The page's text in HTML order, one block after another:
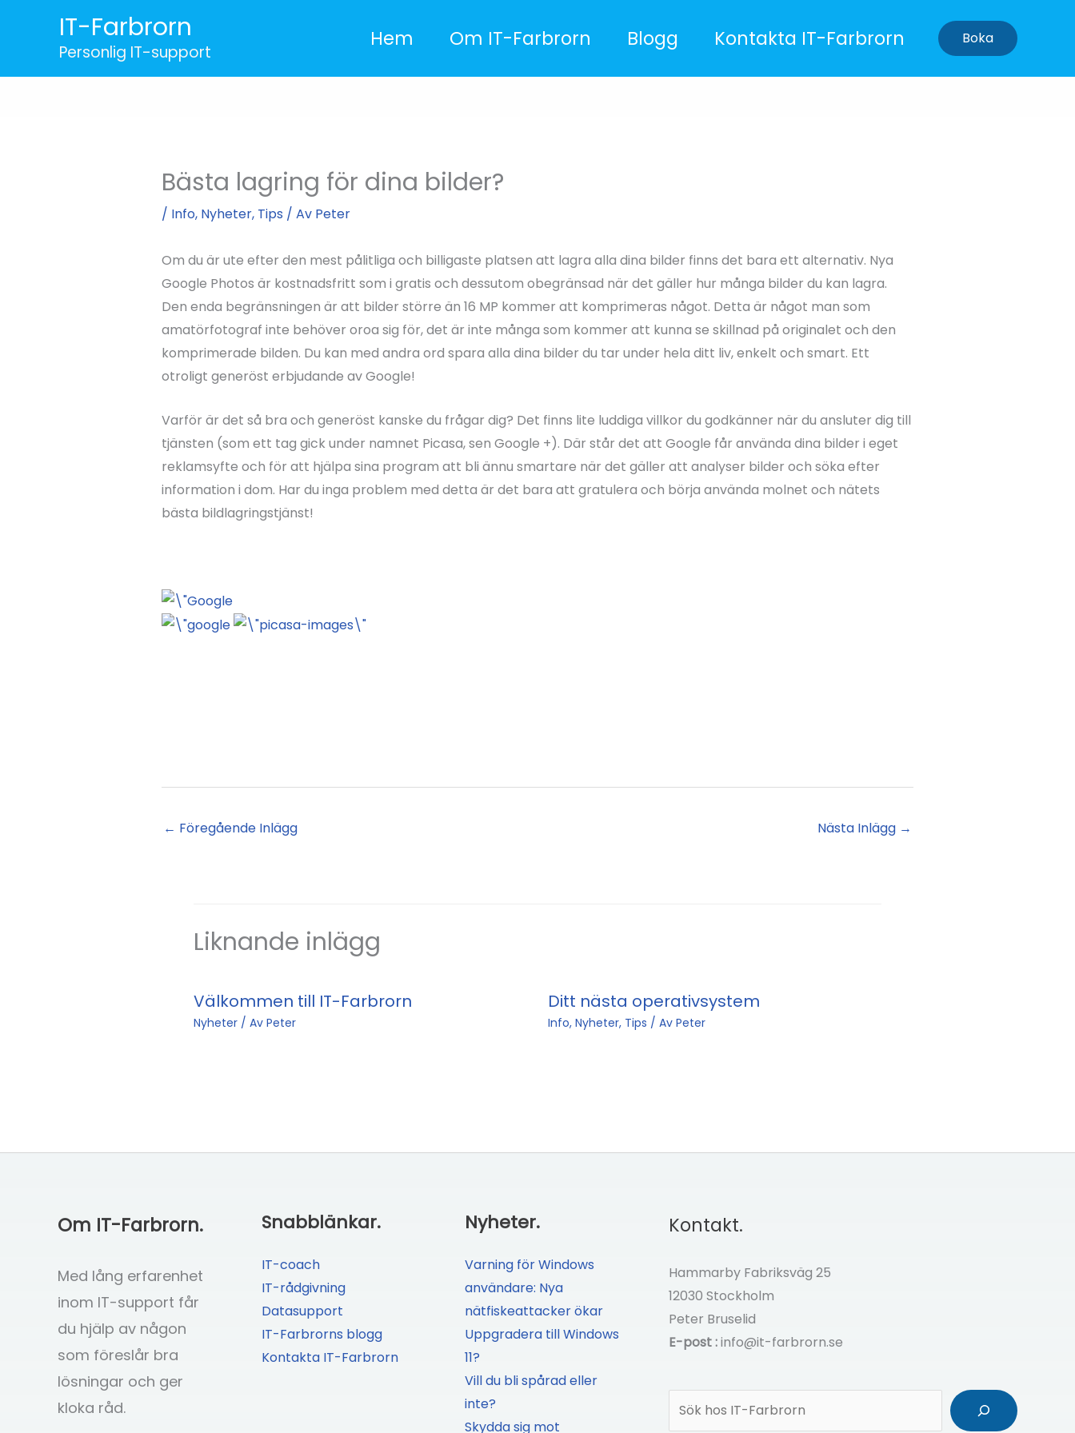
IT-Farbrorn
Personlig IT-support
Hem Om IT-Farbrorn Blogg Kontakta IT-Farbrorn Boka
Bästa lagring för dina bilder?
/ Info, Nyheter, Tips / Av Peter
Om du är ute efter den mest pålitliga och billigaste platsen att lagra alla dina bilder finns det bara ett alternativ. Nya
Google Photos är kostnadsfritt som i gratis och dessutom obegränsad när det gäller hur många bilder du kan lagra.
Den enda begränsningen är att bilder större än 16 MP kommer att komprimeras något. Detta är något man som
amatörfotograf inte behöver oroa sig för, det är inte många som kommer att kunna se skillnad på originalet och den
komprimerade bilden. Du kan med andra ord spara alla dina bilder du tar under hela ditt liv, enkelt och smart. Ett
otroligt generöst erbjudande av Google!
Varför är det så bra och generöst kanske du frågar dig? Det finns lite luddiga villkor du godkänner när du ansluter dig till
tjänsten (som ett tag gick under namnet Picasa, sen Google +). Där står det att Google får använda dina bilder i eget
reklamsyfte och för att hjälpa sina program att bli ännu smartare när det gäller att analyser bilder och söka efter
information i dom. Har du inga problem med detta är det bara att gratulera och börja använda molnet och nätets
bästa bildlagringstjänst!
← Föregående Inlägg Nästa Inlägg →
Liknande inlägg
Välkommen till IT-Farbrorn
Nyheter / Av Peter
Ditt nästa operativsystem
Info, Nyheter, Tips / Av Peter
Om IT-Farbrorn.
Med lång erfarenhet
inom IT-support får
du hjälp av någon
som föreslår bra
lösningar och ger
kloka råd.
Snabblänkar.
IT-coach
IT-rådgivning
Datasupport
IT-Farbrorns blogg
Kontakta IT-Farbrorn
Nyheter.
Varning för Windows
användare: Nya
nätfiskeattacker ökar
Uppgradera till Windows
11?
Vill du bli spårad eller
inte?
Skydda sig mot
Kontakt.
Hammarby Fabriksväg 25
12030 Stockholm
Peter Bruselid
E-post :info@it-farbrorn.se
Sök